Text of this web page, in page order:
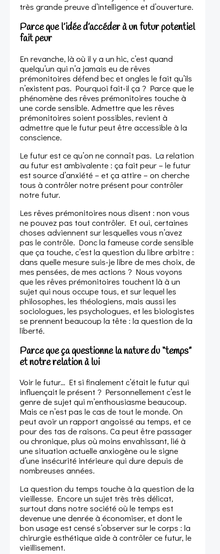
très grande preuve d’intelligence et d’ouverture.
Parce que l’idée d’accéder à un futur potentiel
fait peur
En revanche, là où il y a un hic, c’est quand
quelqu’un qui n’a jamais eu de rêves
prémonitoires défend bec et ongles le fait qu’ils
n’existent pas. Pourquoi fait-il ça ? Parce que le
phénomène des rêves prémonitoires touche à
une corde sensible. Admettre que les rêves
prémonitoires soient possibles, revient à
admettre que le futur peut être accessible à la
conscience.
Le futur est ce qu’on ne connaît pas. La relation
au futur est ambivalente : ça fait peur – le futur
est source d’anxiété – et ça attire – on cherche
tous à contrôler notre présent pour contrôler
notre futur.
Les rêves prémonitoires nous disent : non vous
ne pouvez pas tout contrôler. Et oui, certaines
choses adviennent sur lesquelles vous n’avez
pas le contrôle. Donc la fameuse corde sensible
que ça touche, c’est la question du libre arbitre :
dans quelle mesure suis-je libre de mes choix, de
mes pensées, de mes actions ? Nous voyons
que les rêves prémonitoires touchent là à un
sujet qui nous occupe tous, et sur lequel les
philosophes, les théologiens, mais aussi les
sociologues, les psychologues, et les biologistes
se prennent beaucoup la tête : la question de la
liberté.
Parce que ça questionne la nature du “temps”
et notre relation à lui
Voir le futur… Et si finalement c’était le futur qui
influençait le présent ? Personnellement c’est le
genre de sujet qui m’enthousiasme beaucoup.
Mais ce n’est pas le cas de tout le monde. On
peut avoir un rapport angoissé au temps, et ce
pour des tas de raisons. Ca peut être passager
ou chronique, plus où moins envahissant, lié à
une situation actuelle anxiogène ou le signe
d’une insécurité intérieure qui dure depuis de
nombreuses années.
La question du temps touche à la question de la
vieillesse. Encore un sujet très très délicat,
surtout dans notre société où le temps est
devenue une denrée à économiser, et dont le
bon usage est censé s’observer sur le corps : la
chirurgie esthétique aide à contrôler ce futur, le
vieillisement.